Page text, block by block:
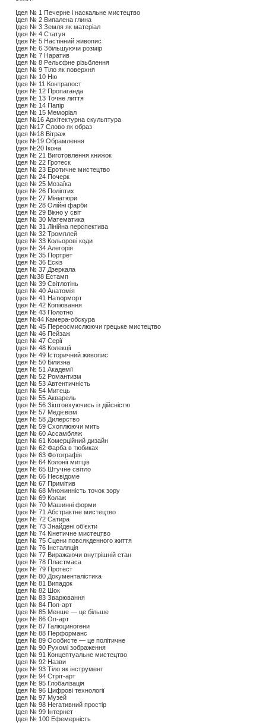
Ідея № 1 Печерне і наскальне мистецтво
Ідея № 2 Випалена глина
Ідея № 3 Земля як матеріал
Ідея № 4 Статуя
Ідея № 5 Настінний живопис
Ідея № 6 Збільшуючи розмір
Ідея № 7 Наратив
Ідея № 8 Рельєфне різьблення
Ідея № 9 Тіло як поверхня
Ідея № 10 Ню
Ідея № 11 Контрапост
Ідея № 12 Пропаганда
Ідея № 13 Точне лиття
Ідея № 14 Папір
Ідея № 15 Меморіал
Ідея №16 Архітектурна скульптура
Ідея №17 Слово як образ
Ідея №18 Вітраж
Ідея №19 Обрамлення
Ідея №20 Ікона
Ідея № 21 Виготовлення книжок
Ідея № 22 Гротеск
Ідея № 23 Еротичне мистецтво
Ідея № 24 Почерк
Ідея № 25 Мозаїка
Ідея № 26 Поліптих
Ідея № 27 Мініатюри
Ідея № 28 Олійні фарби
Ідея № 29 Вікно у світ
Ідея № 30 Математика
Ідея № 31 Лінійна перспектива
Ідея № 32 Тромплей
Ідея № 33 Кольорові коди
Ідея № 34 Алегорія
Ідея № 35 Портрет
Ідея № 36 Ескіз
Ідея № 37 Дзеркала
Ідея №38 Естамп
Ідея № 39 Світлотінь
Ідея № 40 Анатомія
Ідея № 41 Натюрморт
Ідея № 42 Копіювання
Ідея № 43 Полотно
Ідея №44 Камера-обскура
Ідея № 45 Переосмислюючи грецьке мистецтво
Ідея № 46 Пейзаж
Ідея № 47 Серії
Ідея № 48 Колекції
Ідея № 49 Історичний живопис
Ідея № 50 Білизнa
Ідея № 51 Академії
Ідея № 52 Романтизм
Ідея № 53 Автентичність
Ідея № 54 Митець
Ідея № 55 Акварель
Ідея № 56 Зіштовхуючись із дійсністю
Ідея № 57 Медієвізм
Ідея № 58 Дилерство
Ідея № 59 Схоплюючи мить
Ідея № 60 Ассамбляж
Ідея № 61 Комерційний дизайн
Ідея № 62 Фарба в тюбиках
Ідея № 63 Фотографія
Ідея № 64 Колонії митців
Ідея № 65 Штучне світло
Ідея № 66 Несвідоме
Ідея № 67 Примітив
Ідея № 68 Множинність точок зору
Ідея № 69 Колаж
Ідея № 70 Машинні форми
Ідея № 71 Абстрактне мистецтво
Ідея № 72 Сатира
Ідея № 73 Знайдені об’єкти
Ідея № 74 Кінетичне мистецтво
Ідея № 75 Сцени повсякденного життя
Ідея № 76 Інсталяція
Ідея № 77 Виражаючи внутрішній стан
Ідея № 78 Пластмаса
Ідея № 79 Протест
Ідея № 80 Документалістика
Ідея № 81 Випадок
Ідея № 82 Шок
Ідея № 83 Зварювання
Ідея № 84 Поп-арт
Ідея № 85 Менше — це більше
Ідея № 86 Оп-арт
Ідея № 87 Галюциногени
Ідея № 88 Перформанс
Ідея № 89 Особисте — це політичне
Ідея № 90 Рухомі зображення
Ідея № 91 Концептуальне мистецтво
Ідея № 92 Назви
Ідея № 93 Тіло як інструмент
Ідея № 94 Стріт-арт
Ідея № 95 Глобалізація
Ідея № 96 Цифрові технології
Ідея № 97 Музей
Ідея № 98 Негативний простір
Ідея № 99 Інтернет
Ідея № 100 Ефемерність